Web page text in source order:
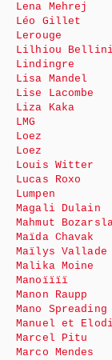
Lena Mehrej
Léo Gillet
Lerouge
Lilhiou
Lindingre
Lisa Mandel
Lise Lacombe
Liza Kaka
LMG
Loez
Loez
Louis Witter
Lucas Roxo
Lumpen
Magali Dulain
Mahmut
Maïda Chavak
Maïlys Vallade
Malika Moine
Manoïïïï
Manon Raupp
Mano Spreading
Manuel et
Marcel Pitu
Marco Mendes